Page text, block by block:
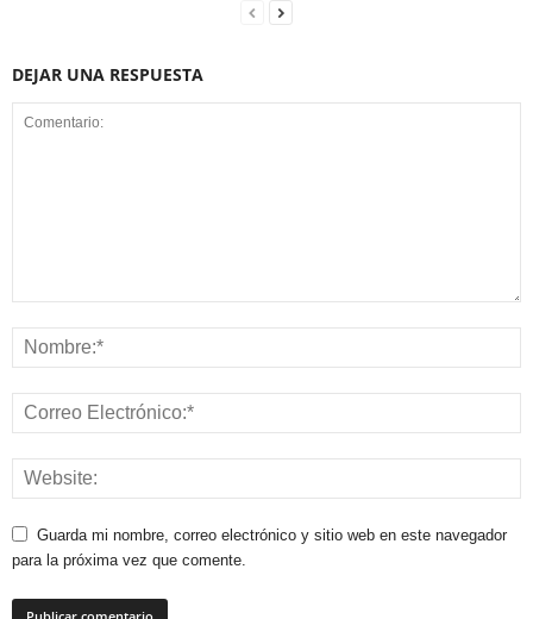
DEJAR UNA RESPUESTA
Guarda mi nombre, correo electrónico y sitio web en este navegador
para la próxima vez que comente.